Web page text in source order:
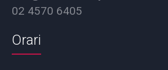
02 4570 6405
Orari